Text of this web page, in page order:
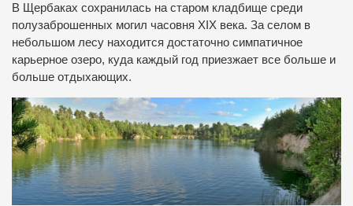
В Щербаках сохранилась на старом кладбище среди
полузаброшенных могил часовня XIX века. За селом в
небольшом лесу находится достаточно симпатичное
карьерное озеро, куда каждый год приезжает все больше и
больше отдыхающих.